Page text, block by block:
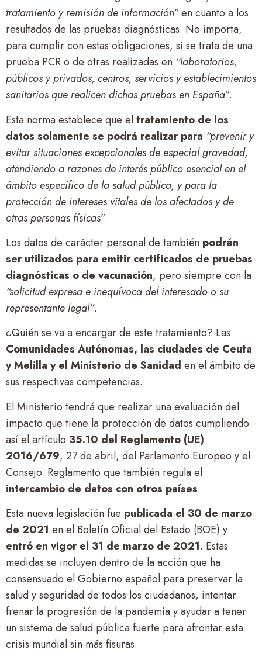
tratamiento y remisión de información”en cuanto a los
resultados de las pruebas diagnósticas. No importa,
para cumplir con estas obligaciones, si se trata de una
prueba PCR o de otras realizadas en “laboratorios,
públicos y privados, centros, servicios y establecimientos
sanitarios que realicen dichas pruebas en España”.
Esta norma establece que eltratamiento de los
datos solamente se podrá realizar para “prevenir y
evitar situaciones excepcionales de especial gravedad,
atendiendo a razones de interés público esencial en el
ámbito específico de la salud pública, y para la
protección de intereses vitales de los afectados y de
otras personas físicas”.
Los datos de carácter personal de también podrán
ser utilizados para emitir certificados de pruebas
diagnósticas o de vacunación, pero siempre con la
“solicitud expresa e inequívoca del interesado o su
representante legal”.
¿Quién se va a encargar de este tratamiento? Las
Comunidades Autónomas, las ciudades de Ceuta
y Melilla y el Ministerio de Sanidad en el ámbito de
sus respectivas competencias.
El Ministerio tendrá que realizar una evaluación del
impacto que tiene la protección de datos cumpliendo
así el artículo 35.10 del Reglamento (UE)
2016/679, 27 de abril, del Parlamento Europeo y el
Consejo. Reglamento que también regula el
intercambio de datos con otros países.
Esta nueva legislación fue publicada el 30 de marzo
de 2021 en el Boletín Oficial del Estado (BOE) y
entró en vigor el 31 de marzo de 2021. Estas
medidas se incluyen dentro de la acción que ha
consensuado el Gobierno español para preservar la
salud y seguridad de todos los ciudadanos, intentar
frenar la progresión de la pandemia y ayudar a tener
un sistema de salud pública fuerte para afrontar esta
crisis mundial sin más fisuras.